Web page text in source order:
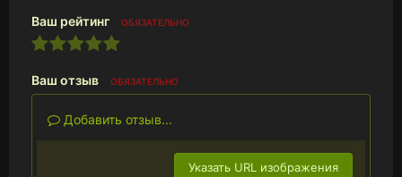
Ваш рейтинг ОБЯЗАТЕЛЬНО
Ваш отзыв ОБЯЗАТЕЛЬНО
Добавить отзыв...
Указать URL изображения